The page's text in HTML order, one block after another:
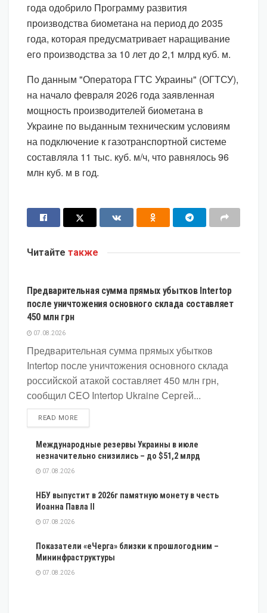
года одобрило Программу развития
производства биометана на период до 2035
года, которая предусматривает наращивание
его производства за 10 лет до 2,1 млрд куб. м.
По данным "Оператора ГТС Украины" (ОГТСУ),
на начало февраля 2026 года заявленная
мощность производителей биометана в
Украине по выданным техническим условиям
на подключение к газотранспортной системе
составляла 11 тыс. куб. м/ч, что равнялось 96
млн куб. м в год.
Читайте также
Предварительная сумма прямых убытков Intertop
после уничтожения основного склада составляет
450 млн грн
07.08.2026
Предварительная сумма прямых убытков
Intertop после уничтожения основного склада
российской атакой составляет 450 млн грн,
сообщил CEO Intertop Ukraine Сергей...
READ MOREDETAILS
Международные резервы Украины в июле
незначительно снизились – до $51,2 млрд
07.08.2026
НБУ выпустит в 2026г памятную монету в честь
Иоанна Павла II
07.08.2026
Показатели «еЧерга» близки к прошлогодним –
Мининфраструктуры
07.08.2026